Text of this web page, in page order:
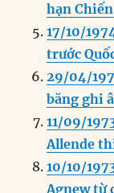
hạn
17/10/
trước
29/04/
băng ghi
11/09/
Allende
10/10/
Agnew từ